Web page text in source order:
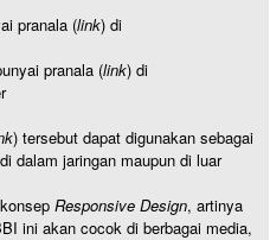
pranala (link) di
pranala (link) di
) tersebut dapat digunakan sebagai
dalam jaringan maupun di luar
Responsive Design, artinya
ini akan cocok di berbagai media,